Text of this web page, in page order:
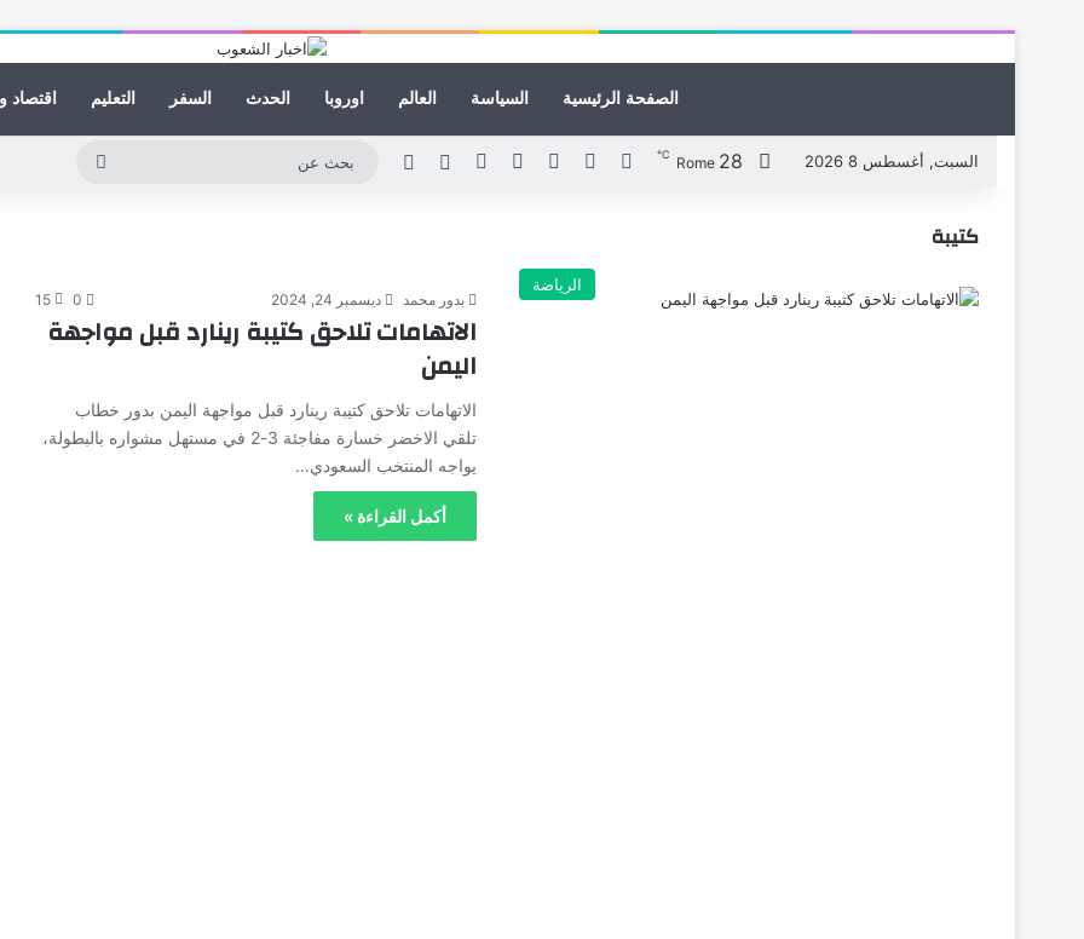
الصفحة الرئيسية السياسة العالم اوروبا الحدث السفر التعليم اقتصاد
السبت, أغسطس 8 2026 Rome 28
℃ فيسبوك لينكدإنيوتيوب انستقراممقال عشوائي
الوضع المظلم
كتيبة
الرياضة
بدور محمد ديسمبر 24, 2024 0
15
الاتهامات تلاحق كتيبة رينارد قبل مواجهة
اليمن
الاتهامات تلاحق كتيبة رينارد قبل مواجهة اليمن بدور خطاب
تلقي الاخضر خسارة مفاجئة 3-2 في مستهل مشواره بالبطولة،
يواجه المنتخب السعودي…
أكمل القراءة »